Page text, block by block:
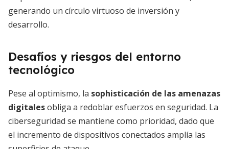
generando un círculo virtuoso de inversión y
desarrollo.
Desafíos y riesgos del entorno
tecnológico
Pese al optimismo, la sophisticación de las amenazas
digitalesobliga a redoblar esfuerzos en seguridad. La
ciberseguridad se mantiene como prioridad, dado que
el incremento de dispositivos conectados amplía las